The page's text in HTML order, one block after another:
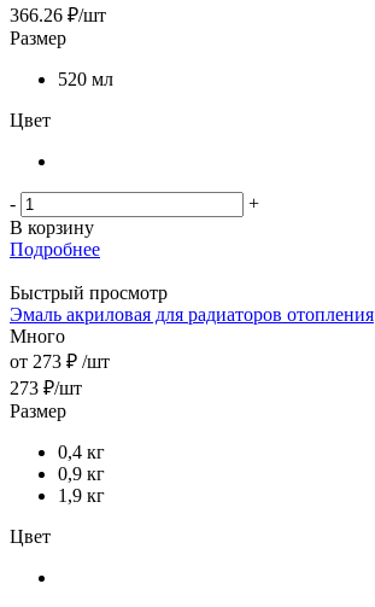
366.26 ₽/шт
Размер
520 мл
Цвет
-
+
В корзину
Подробнее
Быстрый просмотр
Эмаль акриловая для радиаторов отопления
Много
от 273 ₽ /шт
273 ₽/шт
Размер
0,4 кг
0,9 кг
1,9 кг
Цвет